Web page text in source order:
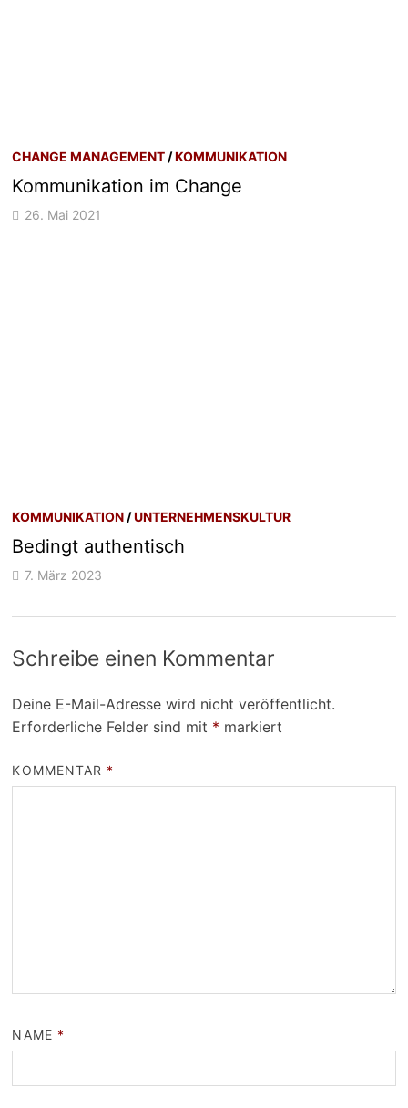
CHANGE MANAGEMENT /KOMMUNIKATION
Kommunikation im Change
26. Mai 2021
KOMMUNIKATION /UNTERNEHMENSKULTUR
Bedingt authentisch
7. März 2023
Schreibe einen Kommentar
Deine E-Mail-Adresse wird nicht veröffentlicht.
Erforderliche Felder sind mit * markiert
KOMMENTAR *
NAME *